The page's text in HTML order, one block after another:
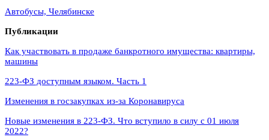
Автобусы, Челябинске
Публикации
Как участвовать в продаже банкротного имущества: квартиры,
машины
223-ФЗ доступным языком. Часть 1
Изменения в госзакупках из-за Коронавируса
Новые изменения в 223‑ФЗ. Что вступило в силу с 01 июля
2022?